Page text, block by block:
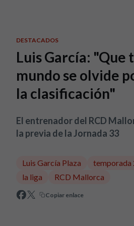
DESTACADOS
Luis García: "Que
mundo se olvide
la clasificación"
El entrenador del RCD
la previa de la Jornada 33
Luis García Plaza
temporada
la liga
RCD Mallorca
Copiar enlace